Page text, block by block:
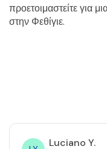
προετοιμαστείτε για
στην Φεθίγιε.
Luciano Y.